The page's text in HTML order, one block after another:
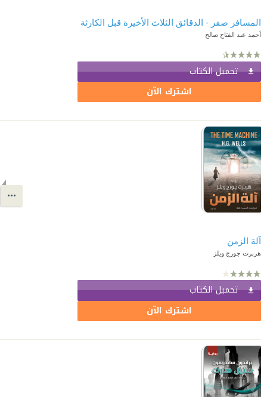
المسافر صفر - الدقائق الثلاث الأخيرة قبل الكارثة
أحمد عبد الفتاح صالح
تحميل الكتاب
اشترك الآن
آلة الزمن
هربرت جورج ويلز
تحميل الكتاب
اشترك الآن